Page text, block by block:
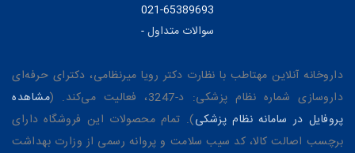
021-65389693
سوالات متداول-
داروخانه آنلاین مهتاطب با نظارت دکتر رویا میرنظامی، دکترای حرفه‌ای
داروسازی شماره نظام پزشکی: د-3247، فعالیت می‌کند. (
مشاهده
پروفایل در سامانه نظام پزشکی). تمام محصولات این فروشگاه دارای
برچسب اصالت کالا، کد سیب سلامت و پروانه رسمی از وزارت بهداشت